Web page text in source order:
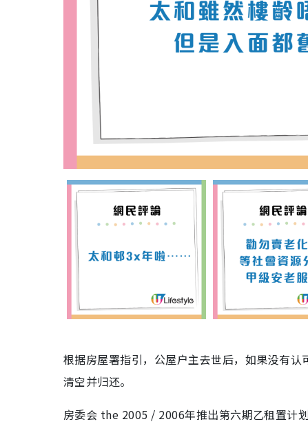
根据房屋署指引，公屋户主去世后，如果没有
清空并归还。
房委会 the 2005 / 2006年推出第六期乙租置计